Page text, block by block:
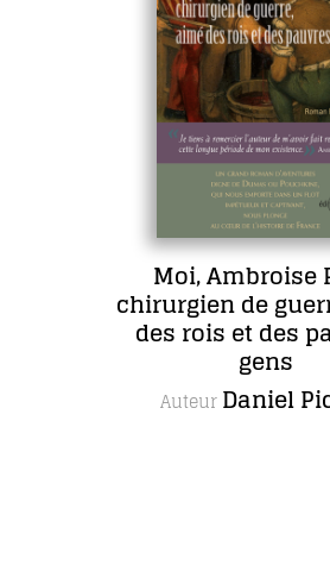
Moi, Ambroise
chirurgien de
des rois et des
gens
Auteur Daniel